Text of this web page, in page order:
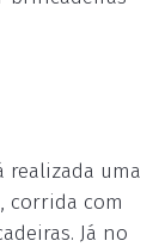
realizada uma
corrida com
Já no